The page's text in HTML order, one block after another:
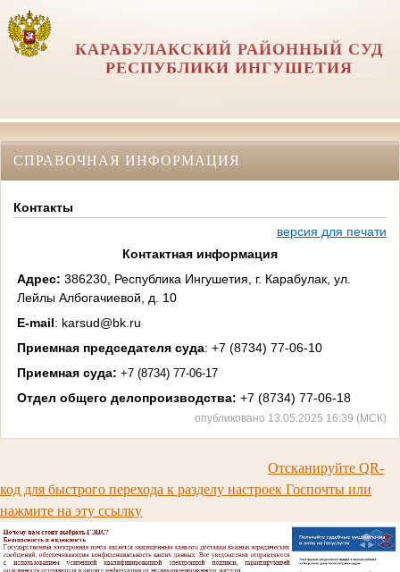
КАРАБУЛАКСКИЙ РАЙОННЫЙ СУД
РЕСПУБЛИКИ ИНГУШЕТИЯ
СПРАВОЧНАЯ ИНФОРМАЦИЯ
Контакты
версия для печати
Контактная информация
Адрес: 386230, Республика Ингушетия, г. Карабулак, ул.
Лейлы Албогачиевой, д. 10
E-mail: karsud@bk.ru
Приемная председателя суда: +7 (8734) 77-06-10
Приемная суда: +7 (8734) 77-06-17
Отдел общего делопроизводства: +7 (8734) 77-06-18
опубликовано 13.05.2025 16:39 (МСК)
Отсканируйте QR-
код для быстрого перехода к разделу настроек Госпочты или
нажмите на эту ссылку